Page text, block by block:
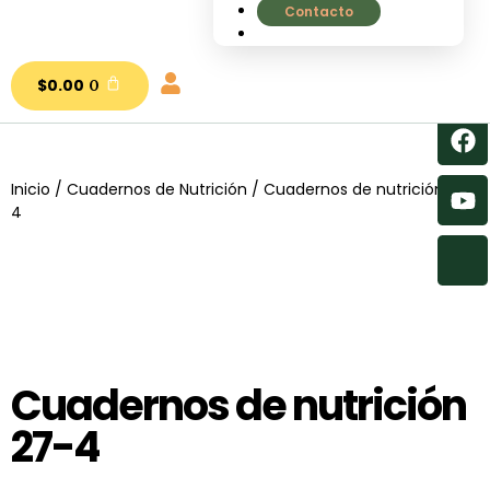
Contacto
$0.00 0
Inicio / Cuadernos de Nutrición / Cuadernos de nutrición 27-
4
Cuadernos de nutrición
27-4